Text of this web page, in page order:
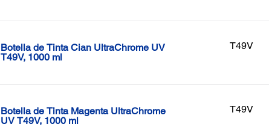
Botella de Tinta Cian UltraChrome UV
T49V, 1000 ml
T49V
Botella de Tinta Magenta UltraChrome
UV T49V, 1000 ml
T49V